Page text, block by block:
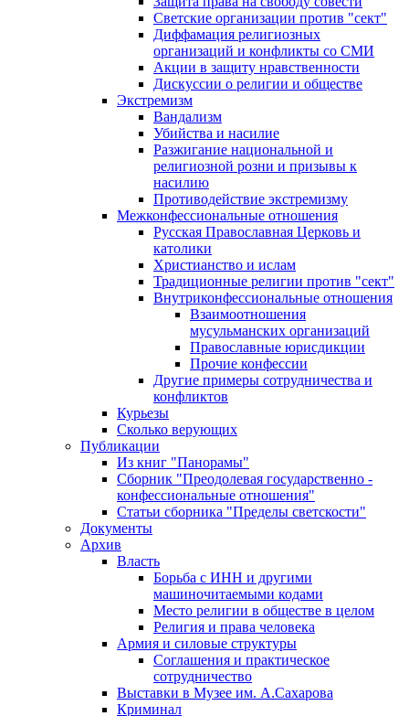
Светские организации против "сект"
Диффамация религиозных
организаций и конфликты со СМИ
Акции в защиту нравственности
Дискуссии о религии и обществе
Экстремизм
Вандализм
Убийства и насилие
Разжигание национальной и
религиозной розни и призывы к
насилию
Противодействие экстремизму
Межконфессиональные отношения
Русская Православная Церковь и
католики
Христианство и ислам
Традиционные религии против "сект"
Внутриконфессиональные отношения
Взаимоотношения
мусульманских организаций
Православные юрисдикции
Прочие конфессии
Другие примеры сотрудничества и
конфликтов
Курьезы
Сколько верующих
Публикации
Из книг "Панорамы"
Сборник "Преодолевая государственно -
конфессиональные отношения"
Статьи сборника "Пределы светскости"
Документы
Архив
Власть
Борьба с ИНН и другими
машиночитаемыми кодами
Место религии в обществе в целом
Религия и права человека
Армия и силовые структуры
Соглашения и практическое
сотрудничество
Выставки в Музее им. А.Сахарова
Криминал